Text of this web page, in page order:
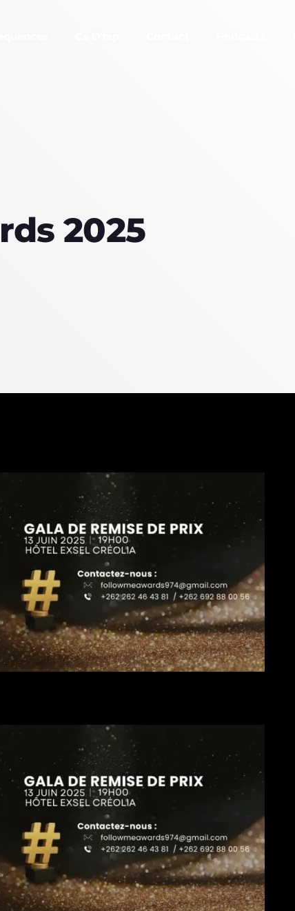
18h00 -
Le
streaming
2025